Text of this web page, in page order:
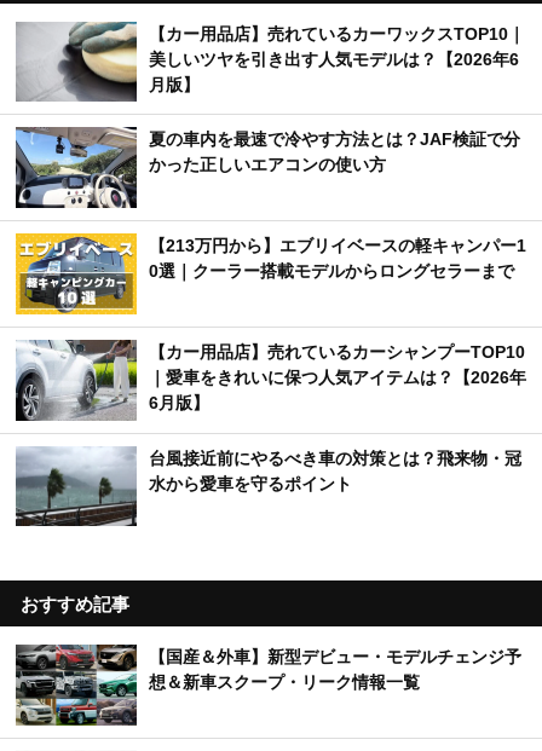
【カー用品店】売れているカーワックスTOP10｜
美しいツヤを引き出す人気モデルは？【2026年6
月版】
夏の車内を最速で冷やす方法とは？JAF検証で分
かった正しいエアコンの使い方
【213万円から】エブリイベースの軽キャンパー1
0選｜クーラー搭載モデルからロングセラーまで
【カー用品店】売れているカーシャンプーTOP10
｜愛車をきれいに保つ人気アイテムは？【2026年
6月版】
台風接近前にやるべき車の対策とは？飛来物・冠
水から愛車を守るポイント
おすすめ記事
【国産＆外車】新型デビュー・モデルチェンジ予
想＆新車スクープ・リーク情報一覧